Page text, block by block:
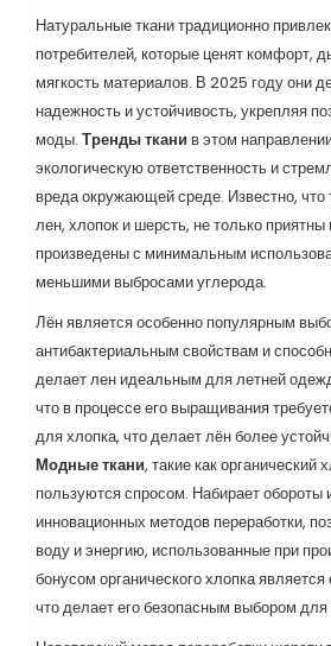
Натуральные ткани традиционно
потребителей, которые ценят комфорт,
мягкость материалов. В 2025 году они
надежность и устойчивость, укрепляя
моды. Тренды ткани в этом
экологическую ответственность и
вреда окружающей среде. Известно, что
лен, хлопок и шерсть, не только
произведены с минимальным
меньшими выбросами углерода.
Лён является особенно популярным
антибактериальным свойствам и
делает лен идеальным для летней
что в процессе его выращивания
для хлопка, что делает лён более
Модные ткани, такие как органический
пользуются спросом. Набирает обороты
инновационных методов переработки,
воду и энергию, использованные при
бонусом органического хлопка является
что делает его безопасным выбором